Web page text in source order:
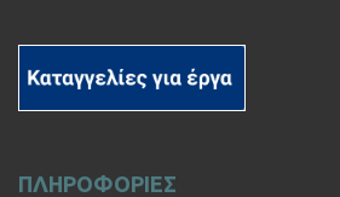
ΠΛΗΡΟΦΟΡΙΕΣ